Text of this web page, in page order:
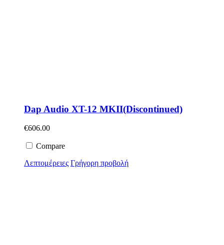
Dap Audio XT-12 MKII(Discontinued)
€606.00
Compare
Λεπτομέρειες Γρήγορη προβολή